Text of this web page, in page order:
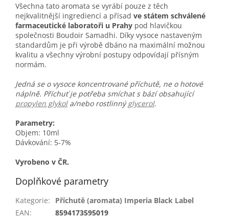
Všechna tato aromata se vyrábí pouze z těch
nejkvalitnější ingrediencí a přísad ve státem schválené
farmaceutické laboratoři u Prahy pod hlavičkou
společnosti Boudoir Samadhi. Díky vysoce nastaveným
standardům je při výrobě dbáno na maximální možnou
kvalitu a všechny výrobní postupy odpovídají přísným
normám.
Jedná se o vysoce koncentrované příchutě, ne o hotové
náplně. Příchuť je potřeba smíchat s bází obsahující
propylen glykola/nebo rostlinnýglycerol.
Parametry:
Objem: 10ml
Dávkování: 5-7%
Vyrobeno v ČR.
Doplňkové parametry
Kategorie:
Příchutě (aromata) Imperia Black Label
EAN:
8594173595019